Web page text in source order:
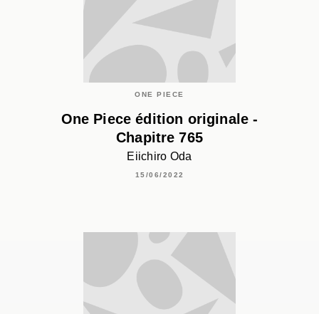
ONE PIECE
One Piece édition originale -
Chapitre 765
Eiichiro Oda
15/06/2022